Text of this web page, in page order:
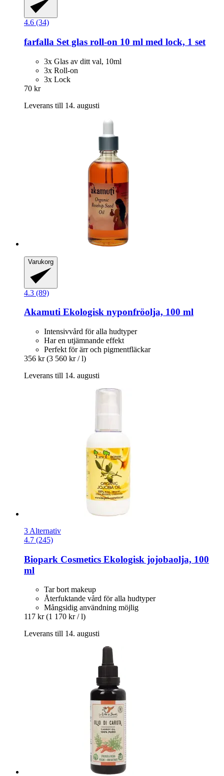
4.6 (34)
farfalla Set glas roll-​on 10 ml med lock, 1 set
3x Glas av ditt val, 10ml
3x Roll-on
3x Lock
70 kr
Leverans till 14. augusti
Varukorg
4.3 (89)
Akamuti Ekologisk nyponfröolja, 100 ml
Intensivvård för alla hudtyper
Har en utjämnande effekt
Perfekt för ärr och pigmentfläckar
356 kr (3 560 kr / l)
Leverans till 14. augusti
3 Alternativ
4.7 (245)
Biopark Cosmetics Ekologisk jojobaolja, 100
ml
Tar bort makeup
Återfuktande vård för alla hudtyper
Mångsidig användning möjlig
117 kr (1 170 kr / l)
Leverans till 14. augusti